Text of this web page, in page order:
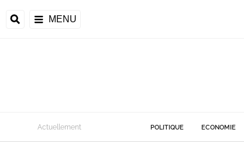
MENU
Actuellement POLITIQUE ECONOMIE